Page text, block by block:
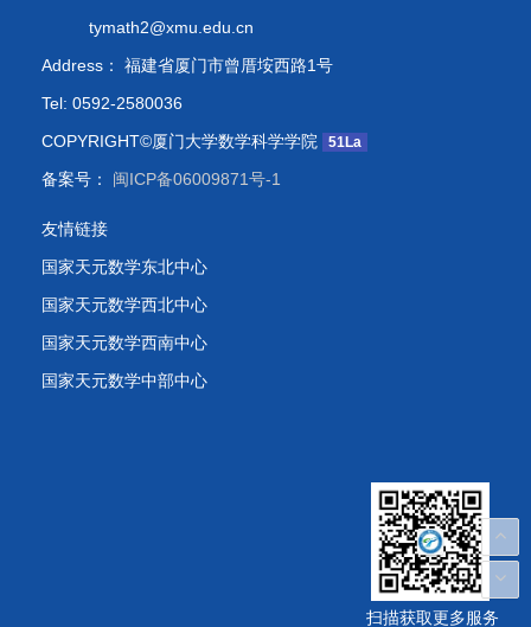
tymath2@xmu.edu.cn
Address： 福建省厦门市曾厝垵西路1号
Tel: 0592-2580036
COPYRIGHT©厦门大学数学科学学院
51La
备案号： 闽ICP备06009871号-1
友情链接
国家天元数学东北中心
国家天元数学西北中心
国家天元数学西南中心
国家天元数学中部中心
扫描获取更多服务